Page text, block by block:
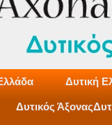
Δυτική
Δυτικός